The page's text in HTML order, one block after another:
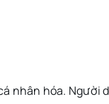
nhân hóa. Người